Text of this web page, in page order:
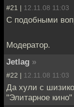
#21 | 12.11.08 11:03
С подобными
Модератор.
Jetlag »
#22 | 12.11.08 11:03
Да хули с
"Элитарное